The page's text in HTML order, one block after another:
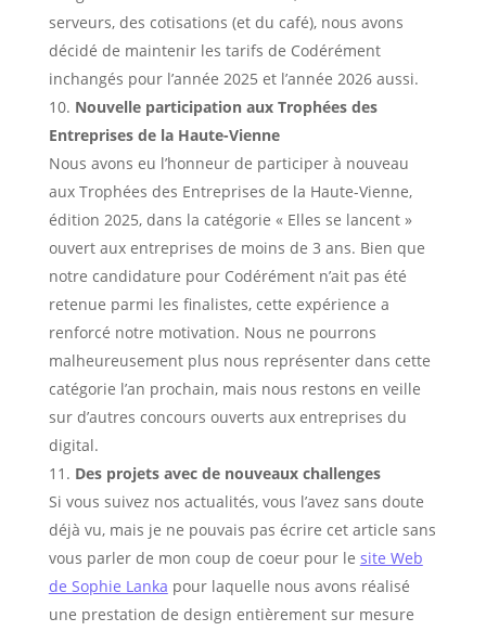
serveurs, des cotisations (et du café), nous avons
décidé de maintenir les tarifs de Codérément
inchangés pour l’année 2025 et l’année 2026 aussi.
Nouvelle participation aux Trophées des
Entreprises de la Haute-Vienne
Nous avons eu l’honneur de participer à nouveau
aux Trophées des Entreprises de la Haute-Vienne,
édition 2025, dans la catégorie « Elles se lancent »
ouvert aux entreprises de moins de 3 ans. Bien que
notre candidature pour Codérément n’ait pas été
retenue parmi les finalistes, cette expérience a
renforcé notre motivation. Nous ne pourrons
malheureusement plus nous représenter dans cette
catégorie l’an prochain, mais nous restons en veille
sur d’autres concours ouverts aux entreprises du
digital.
Des projets avec de nouveaux challenges
Si vous suivez nos actualités, vous l’avez sans doute
déjà vu, mais je ne pouvais pas écrire cet article sans
vous parler de mon coup de coeur pour le site Web
de Sophie Lanka pour laquelle nous avons réalisé
une prestation de design entièrement sur mesure